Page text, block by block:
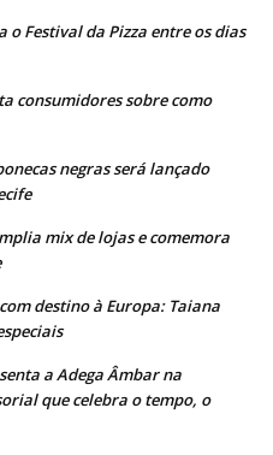
o Festival da Pizza entre os dias
consumidores sobre como
negras será lançado
mix de lojas e comemora
destino à Europa: Taiana
a Adega Âmbar na
que celebra o tempo, o